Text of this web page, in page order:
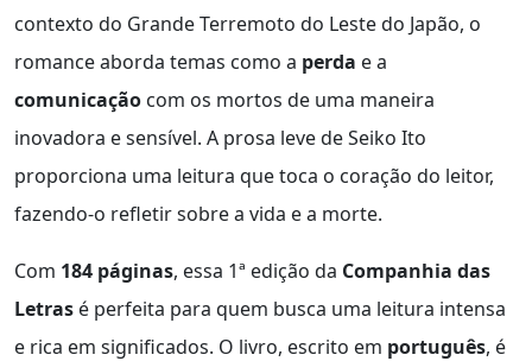
contexto do Grande Terremoto do Leste do Japão, o
romance aborda temas como a perda e a
comunicação com os mortos de uma maneira
inovadora e sensível. A prosa leve de Seiko Ito
proporciona uma leitura que toca o coração do leitor,
fazendo-o refletir sobre a vida e a morte.
Com 184 páginas, essa 1ª edição da Companhia das
Letras é perfeita para quem busca uma leitura intensa
e rica em significados. O livro, escrito em português, é